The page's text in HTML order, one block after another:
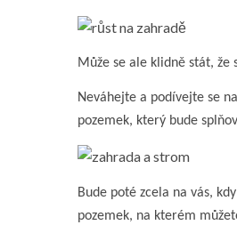
Může se ale klidně stát,
Neváhejte a podívejte se
pozemek, který bude
Bude poté zcela na vás,
pozemek, na kterém